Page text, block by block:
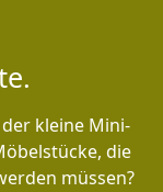
kleine Mini-
die
müssen?